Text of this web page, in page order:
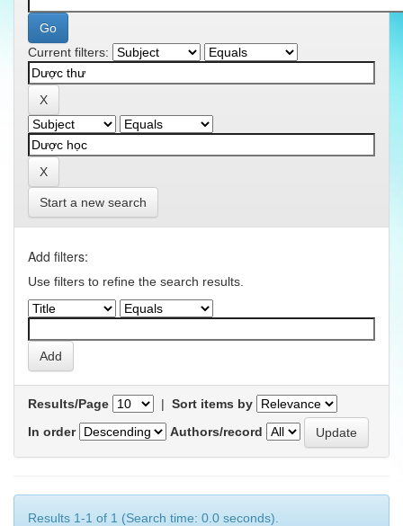
Current filters:
Start a new search
Add filters:
Use filters to refine the search results.
Results/Page | Sort items by
In order
Authors/record
Results 1-1 of 1 (Search time: 0.0 seconds).